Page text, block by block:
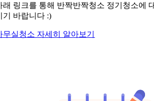
래 링크를 통해 반짝반짝청소 정기청소에
기 바랍니다 :)
무실청소 자세히 알아보기